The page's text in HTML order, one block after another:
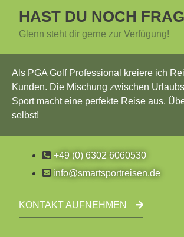
HAST DU NOCH
Glenn steht dir gerne zur Verfügung!
Als PGA Golf Professional kreiere ich
Kunden. Die Mischung zwischen
Sport macht eine perfekte Reise aus.
selbst!
+49 (0) 6302 6060530
info@smartsportreisen.de
KONTAKT AUFNEHMEN